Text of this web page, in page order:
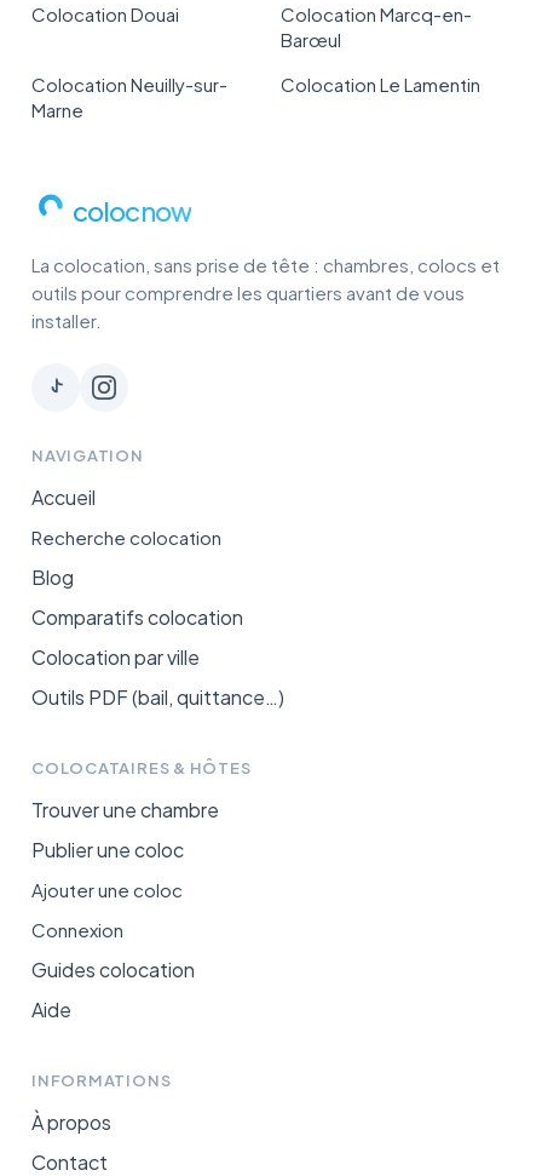
Colocation Douai
Colocation Marcq-en-
Barœul
Colocation Neuilly-sur-
Marne
Colocation Le Lamentin
colocnow
La colocation, sans prise de tête : chambres, colocs et
outils pour comprendre les quartiers avant de vous
installer.
NAVIGATION
Accueil
Recherche colocation
Blog
Comparatifs colocation
Colocation par ville
Outils PDF (bail, quittance…)
COLOCATAIRES & HÔTES
Trouver une chambre
Publier une coloc
Ajouter une coloc
Connexion
Guides colocation
Aide
INFORMATIONS
À propos
Contact